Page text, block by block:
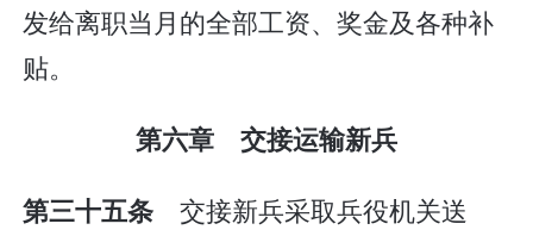
发给离职当月的全部工资、奖金及各种补
贴。
第六章 交接运输新兵
第三十五条 交接新兵采取兵役机关送